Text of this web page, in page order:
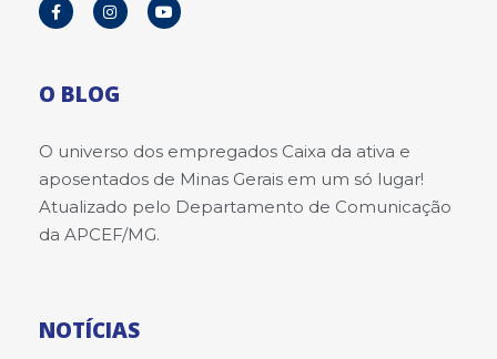
O BLOG
O universo dos empregados Caixa da ativa e
aposentados de Minas Gerais em um só lugar!
Atualizado pelo Departamento de Comunicação
da APCEF/MG.
NOTÍCIAS